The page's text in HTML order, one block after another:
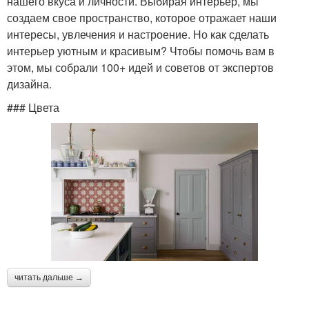
создаем свое пространство, которое отражает наши
интересы, увлечения и настроение. Но как сделать
интерьер уютным и красивым? Чтобы помочь вам в
этом, мы собрали 100+ идей и советов от экспертов
дизайна.
### Цвета
читать дальше →